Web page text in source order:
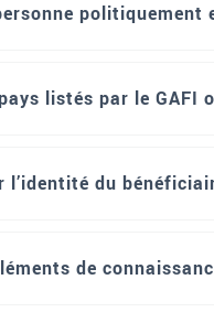
politiquement
listés par le GAFI
du
de